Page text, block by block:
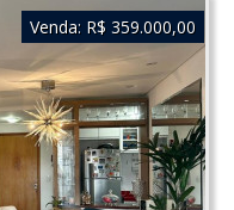
Venda: R$ 359.000,00